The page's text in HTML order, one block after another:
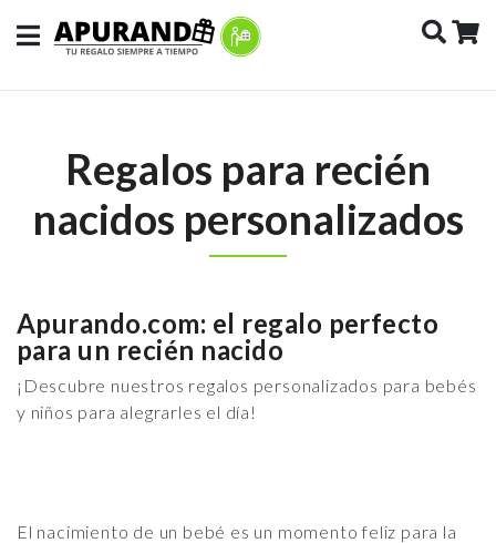
Regalos para recién
nacidos personalizados
Apurando.com: el regalo perfecto
para un recién nacido
¡Descubre nuestros regalos personalizados para bebés
y niños para alegrarles el día!
El nacimiento de un bebé es un momento feliz para la